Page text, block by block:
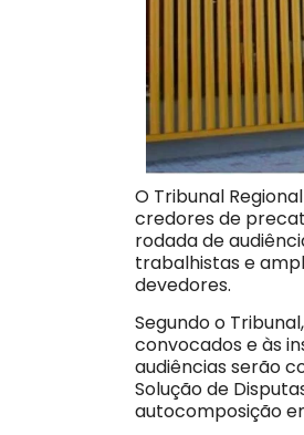
O Tribunal
credores de
rodada de
trabalhistas e
devedores.
Segundo o
convocados e às
audiências serão
Solução de
autocomposição